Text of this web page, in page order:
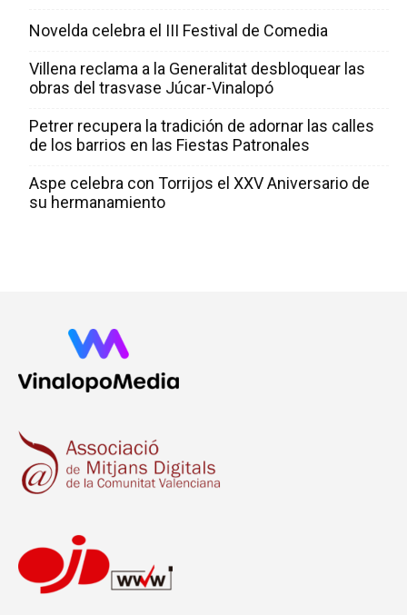
Novelda celebra el III Festival de Comedia
Villena reclama a la Generalitat desbloquear las
obras del trasvase Júcar-Vinalopó
Petrer recupera la tradición de adornar las calles
de los barrios en las Fiestas Patronales
Aspe celebra con Torrijos el XXV Aniversario de
su hermanamiento